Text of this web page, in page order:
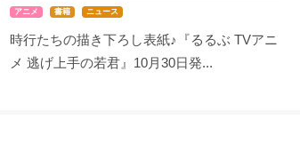
アニメ 書籍 ニュース
時行たちの描き下ろし表紙♪『るるぶ TVアニ
メ 逃げ上手の若君』10月30日発...